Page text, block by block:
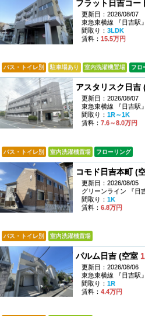
フラット日吉コー
更新日：2026/08/07
東急東横線 『日吉駅
間取り： 3LDK
賃料： 15.5万円
バス・トイレ別 駐車場あり 室内洗濯機置場 フロ
アスタリスク日吉
更新日：2026/08/07
東急東横線 『日吉駅
間取り： 1R～1K
賃料： 7.6～8.0万円
バス・トイレ別 室内洗濯機置場 フローリング
コモド日吉本町 (
更新日：2026/08/05
グリーンライン 『日
間取り： 1K
賃料： 6.8万円
バス・トイレ別 室内洗濯機置場
パルム日吉 (空室 1
更新日：2026/08/06
東急東横線 『日吉駅
間取り： 1R
賃料： 4.4万円